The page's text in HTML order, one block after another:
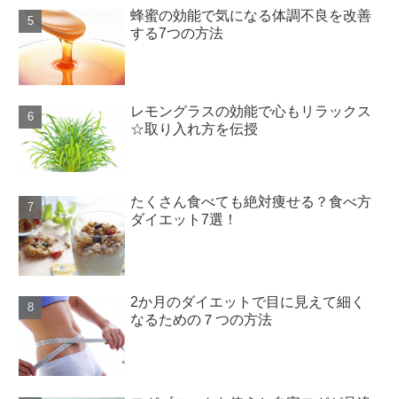
蜂蜜の効能で気になる体調不良を改善
する7つの方法
レモングラスの効能で心もリラックス
☆取り入れ方を伝授
たくさん食べても絶対痩せる？食べ方
ダイエット7選！
2か月のダイエットで目に見えて細く
なるための７つの方法